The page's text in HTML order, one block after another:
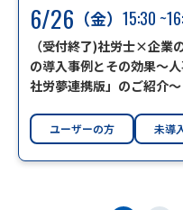
6/26 （金） 15:30
（受付終了)社労士×企業
の導入事例とその効果～
社労夢連携版」のご紹介～
ユーザーの方 未導